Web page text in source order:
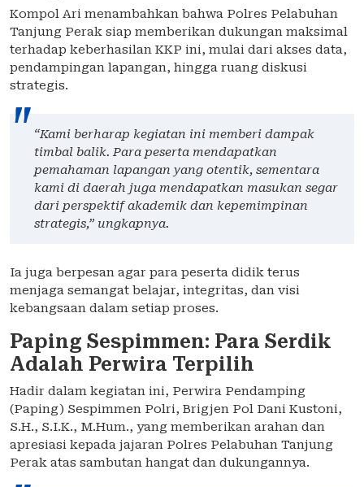
Kompol Ari menambahkan bahwa Polres Pelabuhan
Tanjung Perak siap memberikan dukungan maksimal
terhadap keberhasilan KKP ini, mulai dari akses data,
pendampingan lapangan, hingga ruang diskusi
strategis.
“Kami berharap kegiatan ini memberi dampak
timbal balik. Para peserta mendapatkan
pemahaman lapangan yang otentik, sementara
kami di daerah juga mendapatkan masukan segar
dari perspektif akademik dan kepemimpinan
strategis,” ungkapnya.
Ia juga berpesan agar para peserta didik terus
menjaga semangat belajar, integritas, dan visi
kebangsaan dalam setiap proses.
Paping Sespimmen: Para Serdik
Adalah Perwira Terpilih
Hadir dalam kegiatan ini, Perwira Pendamping
(Paping) Sespimmen Polri, Brigjen Pol Dani Kustoni,
S.H., S.I.K., M.Hum., yang memberikan arahan dan
apresiasi kepada jajaran Polres Pelabuhan Tanjung
Perak atas sambutan hangat dan dukungannya.